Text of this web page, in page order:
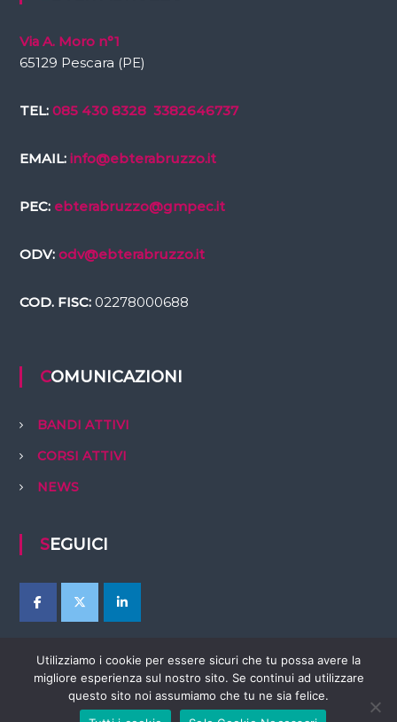
Via A. Moro n°1
65129 Pescara (PE)
TEL: 085 430 8328 3382646737
EMAIL: info@ebterabruzzo.it
PEC: ebterabruzzo@gmpec.it
ODV: odv@ebterabruzzo.it
COD. FISC:02278000688
COMUNICAZIONI
BANDI ATTIVI
CORSI ATTIVI
NEWS
SEGUICI
Utilizziamo i cookie per essere sicuri che tu possa avere la
migliore esperienza sul nostro sito. Se continui ad utilizzare
questo sito noi assumiamo che tu ne sia felice.